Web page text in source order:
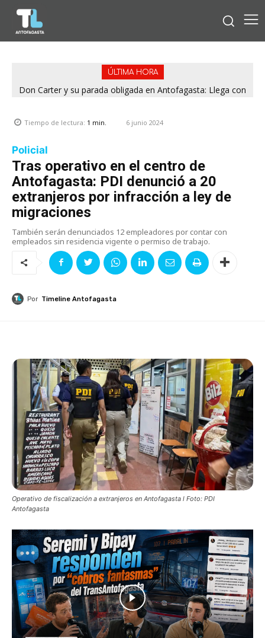
ÚLTIMA HORA
Don Carter y su parada obligada en Antofagasta: Llega con
Tiempo de lectura: 1 min. 6 junio 2024
Policial
Tras operativo en el centro de
Antofagasta: PDI denunció a 20
extranjeros por infracción a ley de
migraciones
También serán denunciados 12 empleadores por contar con
empleados sin residencia vigente o permiso de trabajo.
Por Timeline Antofagasta
Operativo de fiscalización a extranjeros en Antofagasta l Foto: PDI
Antofagasta